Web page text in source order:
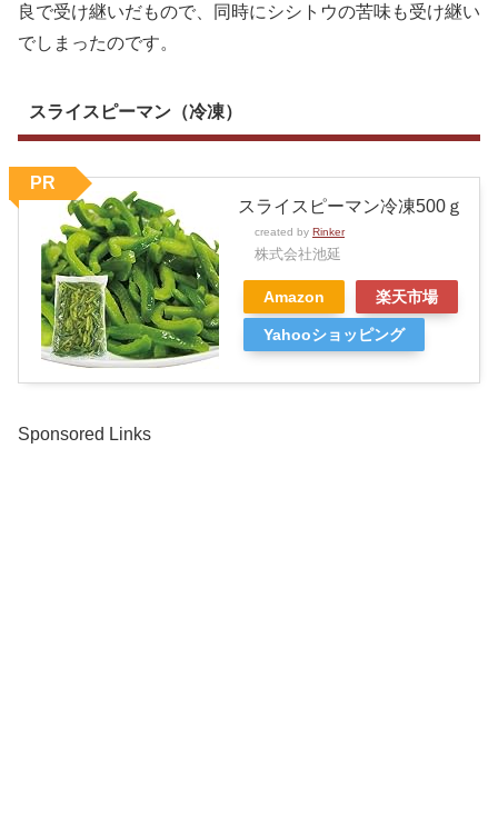
良で受け継いだもので、同時にシシトウの苦味も受け継い
でしまったのです。
スライスピーマン（冷凍）
スライスピーマン冷凍500ｇ
created by Rinker
株式会社池延
Amazon 楽天市場
Yahooショッピング
PR
Sponsored Links